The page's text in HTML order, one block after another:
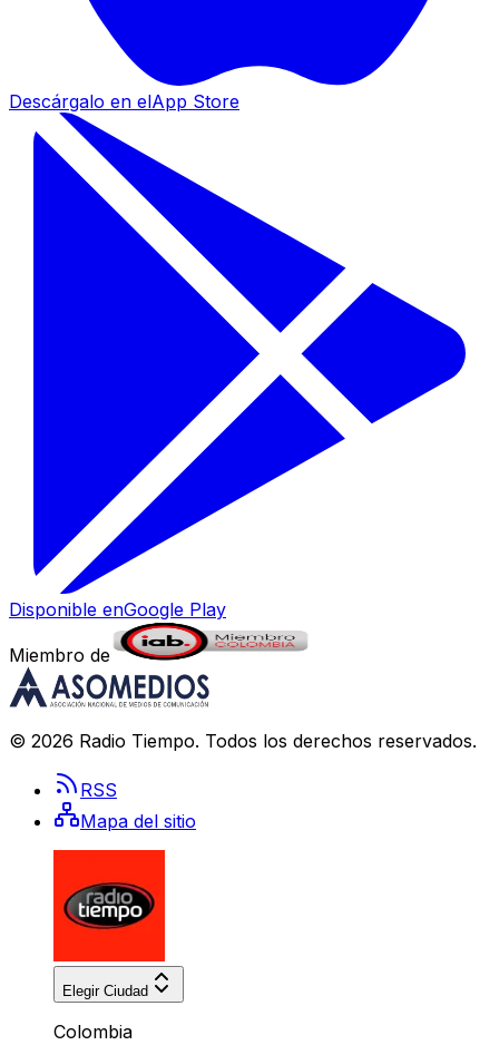
Descárgalo en elApp Store
Disponible enGoogle Play
Miembro de
© 2026 Radio Tiempo. Todos los derechos reservados.
RSS
Mapa del sitio
Elegir Ciudad
Colombia